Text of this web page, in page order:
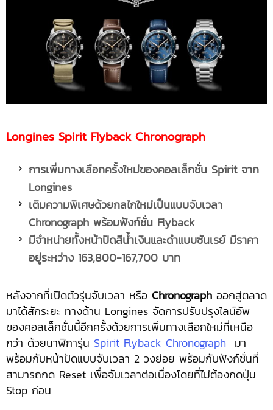
Longines Spirit Flyback Chronograph
การเพิ่มทางเลือกครั้งใหม่ของคอลเล็กชั่น Spirit จาก
Longines
เติมความพิเศษด้วยกลไกใหม่เป็นแบบจับเวลา
Chronograph พร้อมฟังก์ชั่น Flyback
มีจำหน่ายทั้งหน้าปัดสีน้ำเงินและดำแบบซันเรย์ มีราคา
อยู่ระหว่าง 163,800-167,700 บาท
หลังจากที่เปิดตัวรุ่นจับเวลา หรือ Chronograph ออกสู่ตลาด
มาได้สักระยะ ทางด้าน Longines จัดการปรับปรุงไลน์อัพ
ของคอลเล็กชั่นนี้อีกครั้งด้วยการเพิ่มทางเลือกใหม่ที่เหนือ
กว่า ด้วยนาฬิการุ่น Spirit Flyback Chronograph มา
พร้อมกับหน้าปัดแบบจับเวลา 2 วงย่อย พร้อมกับฟังก์ชั่นที่
สามารถกด Reset เพื่อจับเวลาต่อเนื่องโดยที่ไม่ต้องกดปุ่ม
Stop ก่อน